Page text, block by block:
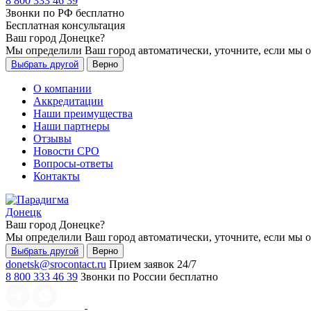
Звонки по РФ бесплатно
Бесплатная консультация
Ваш город Донецке?
Мы определили Ваш город автоматически, уточните, если мы
Выбрать другой Верно
О компании
Аккредитации
Наши преимущества
Наши партнеры
Отзывы
Новости СРО
Вопросы-ответы
Контакты
Донецк
Ваш город Донецке?
Мы определили Ваш город автоматически, уточните, если мы
Выбрать другой Верно
donetsk@srocontact.ru Прием заявок 24/7
8 800 333 46 39 Звонки по России бесплатно